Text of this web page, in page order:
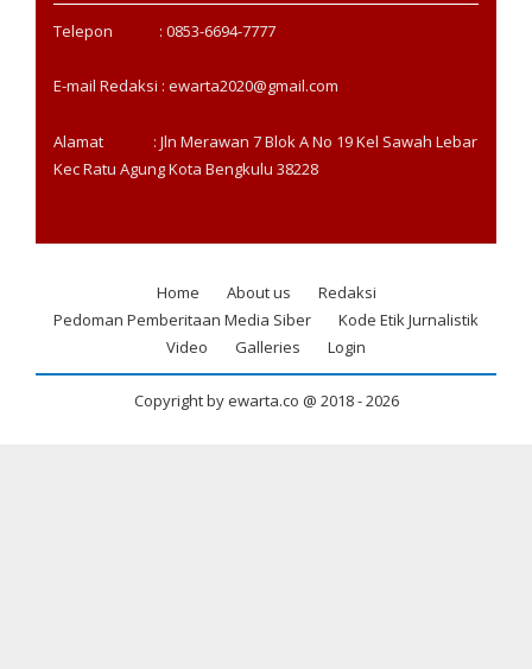
Telepon : 0853-6694-7777
E-mail Redaksi : ewarta2020@gmail.com
Alamat : Jln Merawan 7 Blok A No 19 Kel Sawah Lebar
Kec Ratu Agung Kota Bengkulu 38228
Footer
Home About us
Redaksi
Pedoman Pemberitaan Media Siber
Kode Etik Jurnalistik
Video
Galleries Login
Copyright by ewarta.co @ 2018 -2026